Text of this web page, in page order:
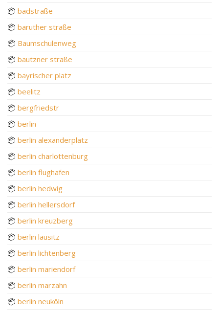
📦 badstraße
📦 baruther straße
📦 Baumschulenweg
📦 bautzner straße
📦 bayrischer platz
📦 beelitz
📦 bergfriedstr
📦 berlin
📦 berlin alexanderplatz
📦 berlin charlottenburg
📦 berlin flughafen
📦 berlin hedwig
📦 berlin hellersdorf
📦 berlin kreuzberg
📦 berlin lausitz
📦 berlin lichtenberg
📦 berlin mariendorf
📦 berlin marzahn
📦 berlin neuköln